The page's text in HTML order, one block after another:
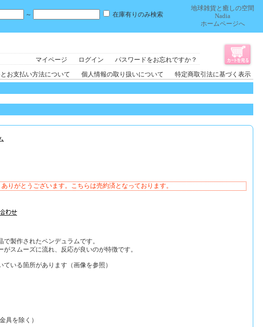
～ 在庫有りのみ検索
地球雑貨と癒しの空間
Nadia
ホームページへ
マイページ
ログイン パスワードをお忘れですか？
お支払い方法について 個人情報の取り扱いについて 特定商取引法に基づく表示
ありがとうございます。こちらは売約済となっております。
製作されたペンデュラムです。
スムーズに流れ、反応が良いのが特徴です。
いる箇所があります（画像を参照）
具を除く）